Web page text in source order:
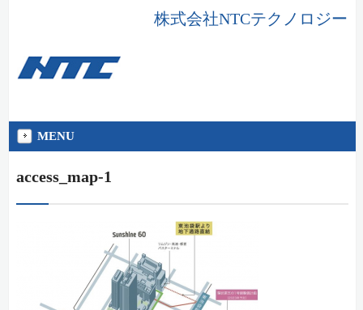
株式会社NTCテクノロジー
MENU
access_map-1